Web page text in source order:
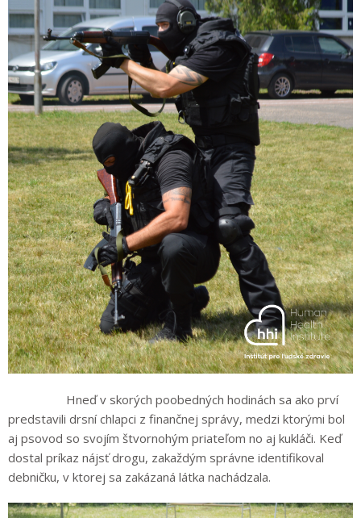
Hneď v skorých poobedných hodinách sa ako prví
predstavili drsní chlapci z finančnej správy, medzi ktorými bol
aj psovod so svojím štvornohým priateľom no aj kukláči. Keď
dostal príkaz nájsť drogu, zakaždým správne identifikoval
debničku, v ktorej sa zakázaná látka nachádzala.